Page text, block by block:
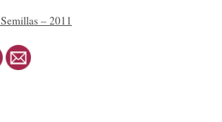
– 2011